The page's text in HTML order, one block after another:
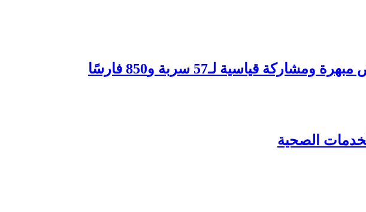
قياسية لـ57 سربة و850 فارسًا
الصحية